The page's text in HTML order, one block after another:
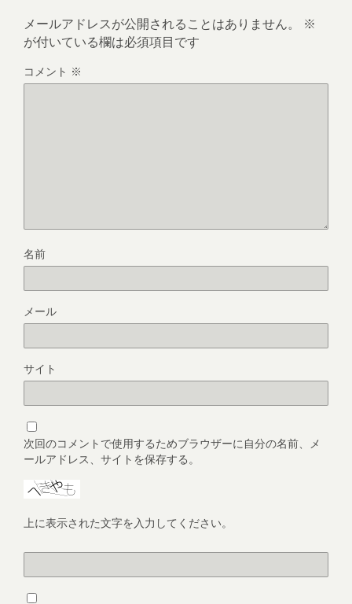
メールアドレスが公開されることはありません。
※
が付いている欄は必須項目です
コメント ※
名前
メール
サイト
次回のコメントで使用するためブラウザーに自分の名前、メ
ールアドレス、サイトを保存する。
上に表示された文字を入力してください。